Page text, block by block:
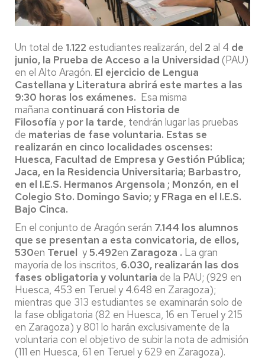
Un total de 1.122 estudiantes realizarán, del 2 al 4 de
junio, la Prueba de Acceso a la Universidad (PAU)
en el Alto Aragón. El ejercicio de Lengua
Castellana y Literatura abrirá este martes a las
9:30 horas los exámenes. Esa misma
mañana continuará con Historia de
Filosofía y por la tarde, tendrán lugar las pruebas
de materias de fase voluntaria. Estas se
realizarán en cinco localidades oscenses:
Huesca, Facultad de Empresa y Gestión Pública;
Jaca, en la Residencia Universitaria; Barbastro,
en el I.E.S. Hermanos Argensola ; Monzón, en el
Colegio Sto. Domingo Savio; y FRaga en el I.E.S.
Bajo Cinca.
En el conjunto de Aragón serán 7.144 los alumnos
que se presentan a esta convicatoria, de ellos,
530en Teruel y5.492en Zaragoza . La gran
mayoría de los inscritos, 6.030, realizarán las dos
fases obligatoria y voluntaria de la PAU; (929 en
Huesca, 453 en Teruel y 4.648 en Zaragoza);
mientras que 313 estudiantes se examinarán solo de
la fase obligatoria (82 en Huesca, 16 en Teruel y 215
en Zaragoza) y 801 lo harán exclusivamente de la
voluntaria con el objetivo de subir la nota de admisión
(111 en Huesca, 61 en Teruel y 629 en Zaragoza).